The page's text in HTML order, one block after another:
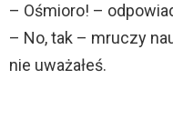
– Ośmioro! –
– No, tak – mruczy
nie uważałeś.